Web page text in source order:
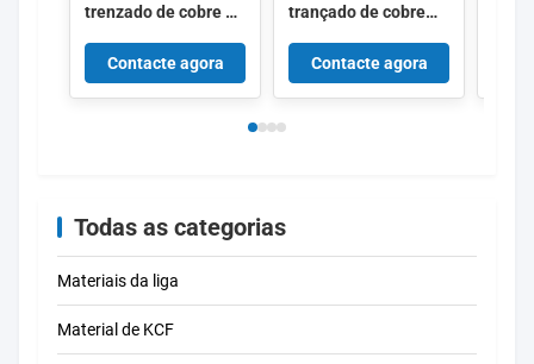
trenzado de cobre de
tratamento de
superfície
personalizável para
Contacte agora
trançado de cobre
personalizáveis ​​com
alta eficiência
condutiva e
Contacte agora
Todas as categorias
Materiais da liga
Material de KCF